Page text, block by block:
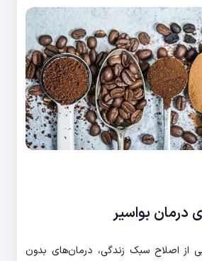
درمان بواسیر
از اصلاح سبک زندگی، درمان‌های بدون